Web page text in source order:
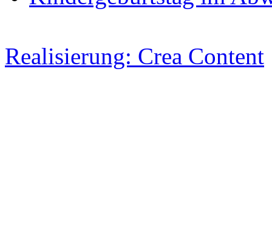
Realisierung: Crea Content